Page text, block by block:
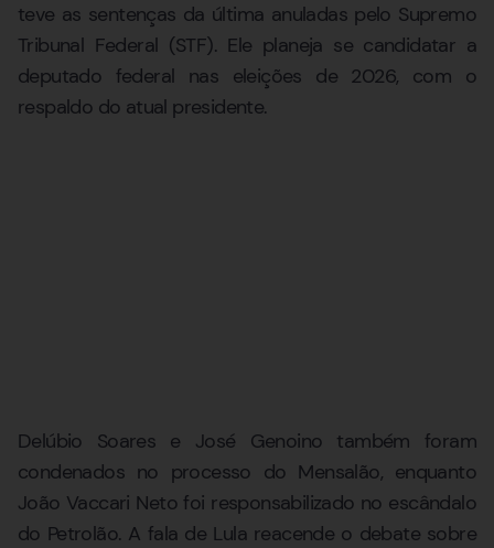
teve as sentenças da última anuladas pelo Supremo
Tribunal Federal (STF). Ele planeja se candidatar a
deputado federal nas eleições de 2026, com o
respaldo do atual presidente.
Delúbio Soares e José Genoino também foram
condenados no processo do Mensalão, enquanto
João Vaccari Neto foi responsabilizado no escândalo
do Petrolão. A fala de Lula reacende o debate sobre